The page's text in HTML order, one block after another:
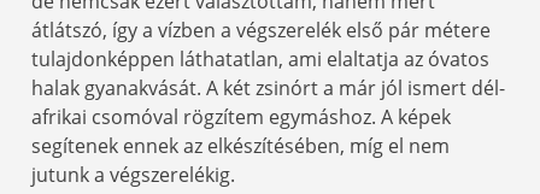
átlátszó, így a vízben a végszerelék első pár métere
tulajdonképpen láthatatlan, ami elaltatja az óvatos
halak gyanakvását. A két zsinórt a már jól ismert dél-
afrikai csomóval rögzítem egymáshoz. A képek
segítenek ennek az elkészítésében, míg el nem
jutunk a végszerelékig.